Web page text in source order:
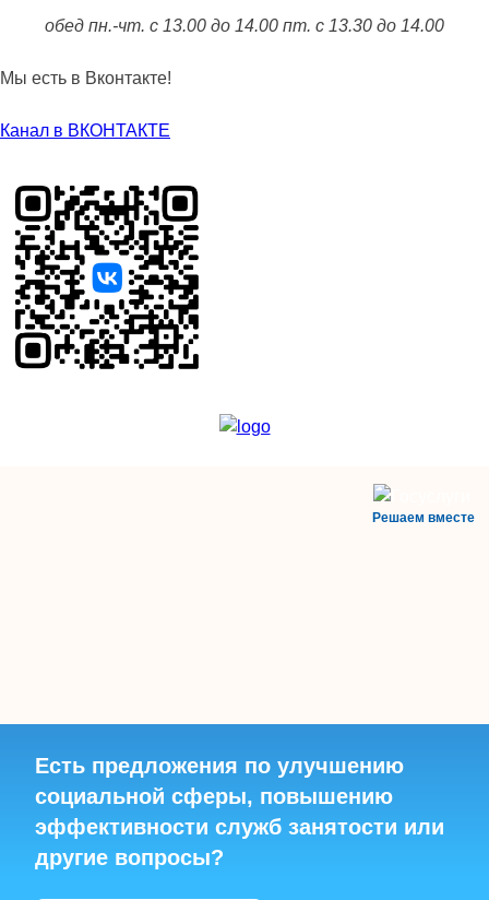
обед пн.-чт. с 13.00 до 14.00 пт. с 13.30 до 14.00
Мы есть в Вконтакте!
Канал в ВКОНТАКТЕ
Решаем вместе
Есть предложения по улучшению
социальной сферы, повышению
эффективности служб занятости или
другие вопросы?